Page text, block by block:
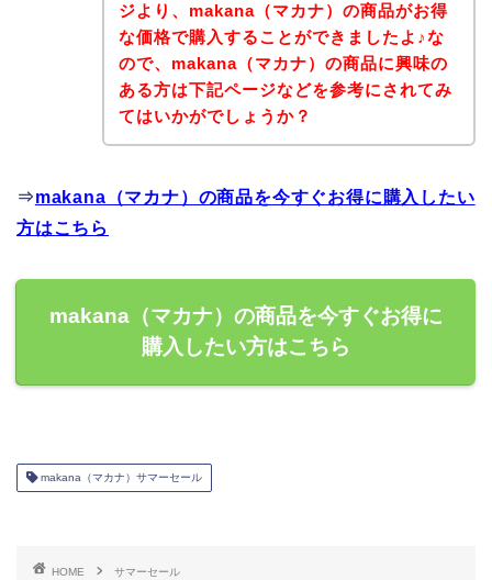
ジより、makana（マカナ）の商品がお得
な価格で購入することができましたよ♪な
ので、makana（マカナ）の商品に興味の
ある方は下記ページなどを参考にされてみ
てはいかがでしょうか？
⇒makana（マカナ）の商品を今すぐお得に購入したい
方はこちら
makana（マカナ）の商品を今すぐお得に
購入したい方はこちら
makana（マカナ）サマーセール
HOME サマーセール